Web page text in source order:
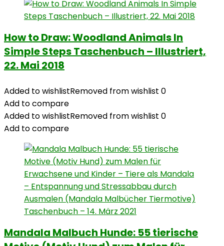
How to Draw: Woodland Animals In
Simple Steps Taschenbuch – Illustriert,
22. Mai 2018
Added to wishlistRemoved from wishlist 0
Add to compare
Added to wishlistRemoved from wishlist 0
Add to compare
Mandala Malbuch Hunde: 55 tierische